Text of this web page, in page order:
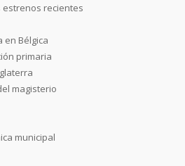
recientes
en Bélgica
primaria
magisterio
municipal